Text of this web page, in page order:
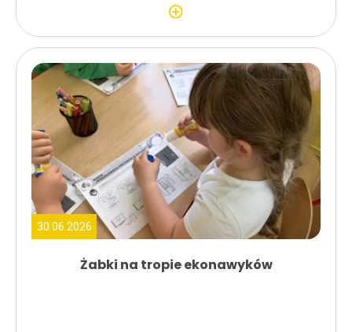
30.06.2026
Żabki na tropie ekonawyków